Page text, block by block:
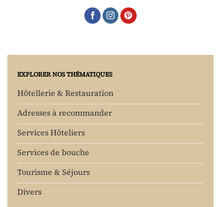
EXPLORER NOS THÉMATIQUES
Hôtellerie & Restauration
Adresses à recommander
Services Hôteliers
Services de bouche
Tourisme & Séjours
Divers